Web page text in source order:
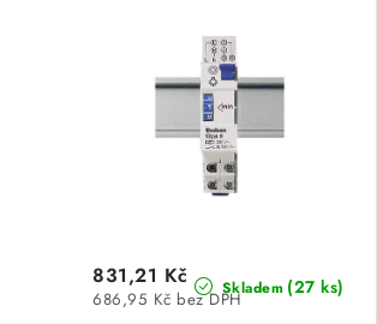
n
í
p
r
o
u
Skladem (27 ks)
686,95 Kč bez DPH
831,21 Kč